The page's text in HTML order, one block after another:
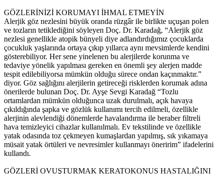
GÖZLERİNİZİ KORUMAYI İHMAL ETMEYİN
Alerjik göz nezlesini büyük oranda rüzgâr ile birlikte uçuşan polen
ve tozların tetiklediğini söyleyen Doç. Dr. Karadağ, “Alerjik göz
nezlesi genellikle atopik bünyeli diye adlandırdığımız çocuklarda
çocukluk yaşlarında ortaya çıkıp yıllarca aynı mevsimlerde kendini
gösterebiliyor. Her sene yinelenen bu alerjilerde korunma ve
tedaviye yönelik yapılması gereken en önemli şey alerjen madde
tespit edilebiliyorsa mümkün olduğu sürece ondan kaçınmaktır.”
diyor. Göz sağlığını alerjilerin getireceği risklerden korumak adına
önerilerde bulunan Doç. Dr. Ayşe Sevgi Karadağ “Tozlu
ortamlardan mümkün olduğunca uzak durulmalı, açık havaya
çıkıldığında şapka ve gözlük kullanımı tercih edilmeli, özellikle
alerjinin alevlendiği dönemlerde havalandırma ile beraber filtreli
hava temizleyici cihazlar kullanılmalı. Ev tekstilinde ve özellikle
yatak odasında toz çekmeyen kumaşlardan yapılmış, sık yıkamaya
müsait yatak örtüleri ve nevresimler kullanmayı öneririm” ifadelerini
kullandı.
GÖZLERİ OVUŞTURMAK KERATOKONUS HASTALIĞINI